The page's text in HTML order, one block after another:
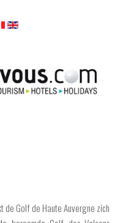
de Golf de Haute Auvergne zich